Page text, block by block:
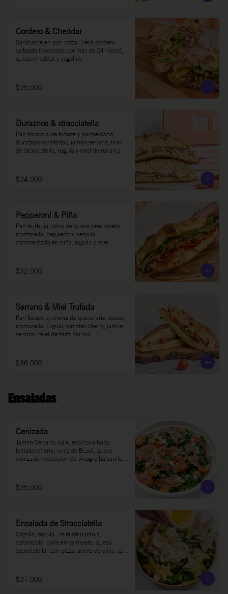
Cordero & Cheddar
Sanduche en pan pizza. Lleva cordero
salteado (cocinado por más de 24 horas),
queso cheddar y cogollos.
$35.000
Duraznos & stracciatella
Pan focaccia de tomate y parmessano,
duraznos confitados, jamón serrano, tiras
de stracciatella, rúgula y miel de naranja.
$34.000
Pepperoni & Piña
Pan burbuja, salsa de queso brie, queso
mozzarella, pepperoni, cebolla
caramelizada en piña, rugula y miel
$32.000
Serrano & Miel Trufada
Pan focaccia, crema de queso brie, queso
mozzarella, rúgula, tomates cherry, jamón
serrano, miel de trufa blanca.
$36.000
Ensaladas
Cenizada
Jamón Serrano, kale, espinaca baby,
tomates cherry, nuez de Brasil, queso
cenizado, reducción de vinagre balsámico,
$35.000
Ensalada de Stracciatella
Cogollo, rúcula , miel de naranja,
carambolo, pollo en salmuera, queso
stracciatella, pan pizza, aceite de oliva, sal y
$37.000